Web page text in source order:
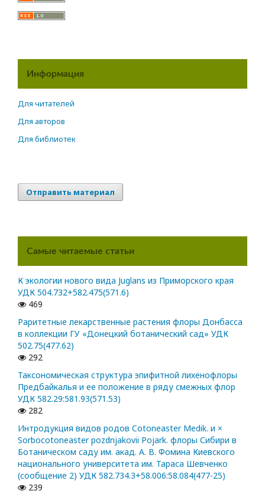
Информация
Для читателей
Для авторов
Для библиотек
Отправить материал
Самые читаемые статьи
К экологии нового вида Juglans из Приморского края
УДК 504.732+582.475(571.6)
469
Раритетные лекарственные растения флоры Донбасса
в коллекции ГУ «Донецкий ботанический сад» УДК
502.75(477.62)
292
Таксономическая структура эпифитной лихенофлоры
Предбайкалья и ее положение в ряду смежных флор
УДК 582.29:581.93(571.53)
282
Интродукция видов родов Cotoneaster Medik. и ×
Sorbocotoneaster pozdnjakovii Pojark. флоры Сибири в
Ботаническом саду им. акад. А. В. Фомина Киевского
национального университета им. Тараса Шевченко
(сообщение 2) УДК 582.734.3+58.006:58.084(477-25)
239